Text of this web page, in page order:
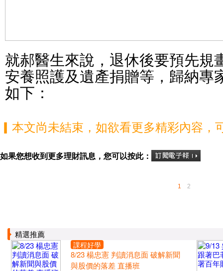
就郝醫生來說，退休後要預先規
安養照護及遺產捐贈等，歸納專
如下：
▎本文尚未結束，如欲看更多精彩內容，
如果您想收到更多理財訊息，您可以按此：
1 2
精選推薦
課程好學
8/23 楊忠憲 判讀消息面 破解新聞
與股價的落差 直播班